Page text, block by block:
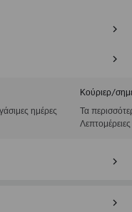
ημέρες
Κούριερ/
Τα
Λεπτομέρειες